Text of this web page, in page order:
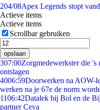
204/08Apex Legends stopt
Actieve items
Actieve items
Scrollbar gebruiken
opslaan
307:00Zorgmedewerkster die 's
ontslagen
4006:59Doorwerken na AOW-
werken na je 67e de norm
1106:42Datalek bij Bol en de
partner Ceva